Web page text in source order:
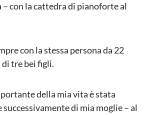
– con la cattedra di pianoforte al
con la stessa persona da 22
di tre bei figli.
della mia vita è stata
successivamente di mia moglie – al